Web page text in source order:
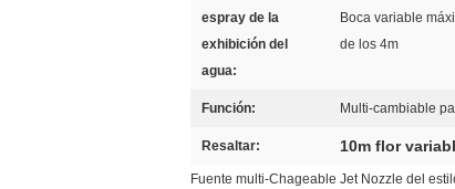
espray de la
exhibición del
agua:
Boca variable
de los 4m
Función: Multi-cambiable
Resaltar: 10m flor
Fuente multi-Chageable Jet Nozzle del